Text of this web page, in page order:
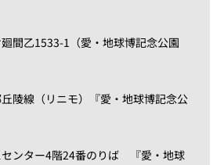
間乙1533-1（愛・地球博記念公園
陵線（リニモ）『愛・地球博記念公
ンター4階24番のりば 『愛・地球